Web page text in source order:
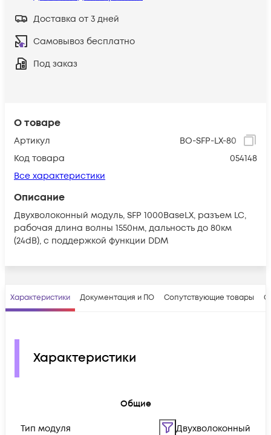
О товаре
Артикул
BO-SFP-LX-80
Код товара
054148
Все характеристики
Описание
Двухволоконный модуль, SFP 1000BaseLX, разъем LC,
рабочая длина волны 1550нм, дальность до 80км
(24dB), с поддержкой функции DDM
Доставка от 3 дней
Самовывоз бесплатно
Под заказ
Характеристики Документация и ПО Сопутствующие товары
Характеристики
Общие
Тип модуля Двухволоконный